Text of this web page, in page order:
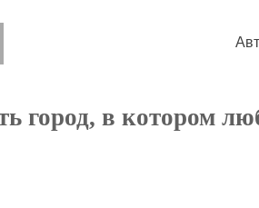
город, в котором